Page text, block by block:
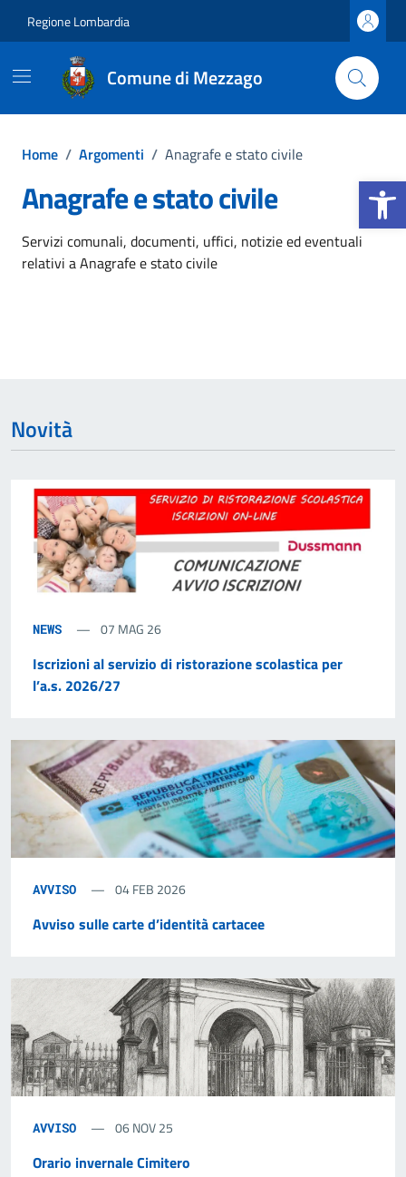
Apri la
Regione Lombardia
Comune di Mezzago
Home / Argomenti / Anagrafe e stato civile
Anagrafe e stato civile
Dettagli dell'argomento
Servizi comunali, documenti, uffici, notizie ed eventuali
relativi a Anagrafe e stato civile
Novità
NEWS 07 MAG 26
Iscrizioni al servizio di ristorazione scolastica per
l’a.s. 2026/27
AVVISO 04 FEB 2026
Avviso sulle carte d’identità cartacee
AVVISO 06 NOV 25
Orario invernale Cimitero